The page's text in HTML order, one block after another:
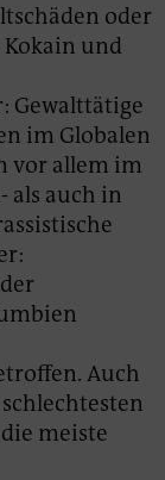
oder
und
Gewalttätige
im Globalen
vor allem im
als auch in
Auch
meiste